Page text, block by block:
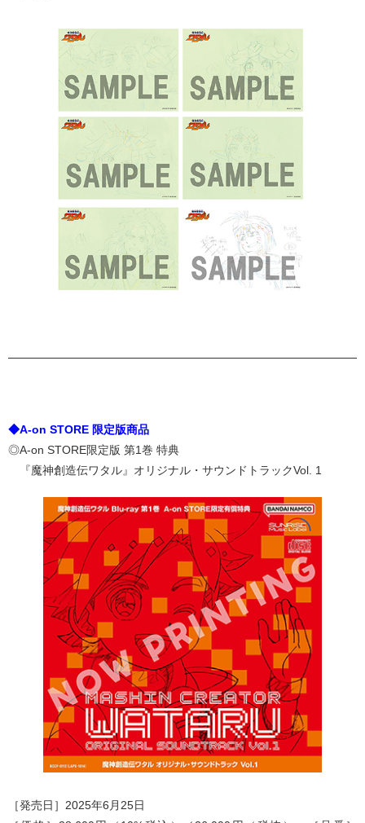
◆A-on STORE 限定版商品
◎A-on STORE限定版 第1巻 特典
『魔神創造伝ワタル』オリジナル・サウンドトラックVol. 1
［発売日］2025年6月25日